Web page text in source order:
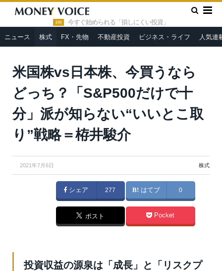
PR 今すぐ始められる「損しにくい投資」
ニュース 株式 FX・先物 不動産投資 ビジネス・ライフ 人気連
HOME » 株式 »
米国株vs日本株、今買うならどっち？
「S&P500だけで十分」派が知らない“いいとこ取り”戦略＝栫井駿介
米国株vs日本株、今買うなら
どっち？「S&P500だけで十
分」派が知らない“いいとこ取
り”戦略＝栫井駿介
2021年7月6日 株式
シェア 277 はてブ 0
ポスト Pocket
投資収益の源泉は「成長」と「リスクプ